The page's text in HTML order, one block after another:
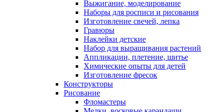
Выжигание, моделирование
Наборы для росписи и рисования
Изготовление свечей, лепка
Гравюры
Наклейки детские
Набор для выращивания растений
Аппликации, плетение, шитье
Химические опыты для детей
Изготовление фресок
Конструкторы
Рисование
Фломастеры